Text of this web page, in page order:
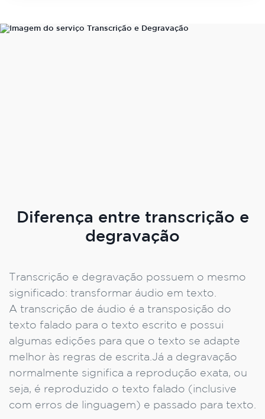
Diferença entre transcrição e
degravação
Transcrição e degravação possuem o mesmo
significado: transformar áudio em texto.
A transcrição de áudio é a transposição do
texto falado para o texto escrito e possui
algumas edições para que o texto se adapte
melhor às regras de escrita.Já a degravação
normalmente significa a reprodução exata, ou
seja, é reproduzido o texto falado (inclusive
com erros de linguagem) e passado para texto.